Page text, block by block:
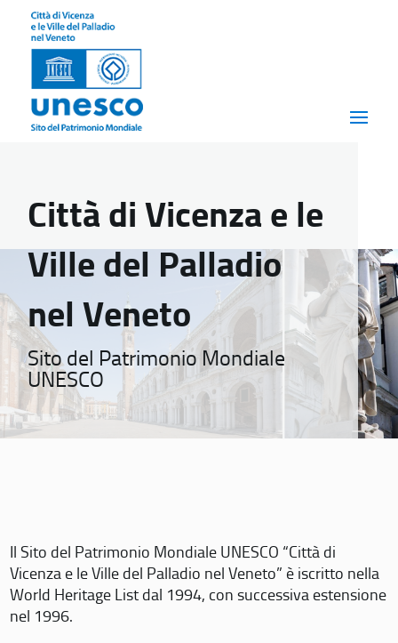
Città di Vicenza e le
Ville del Palladio
nel Veneto
Sito del Patrimonio Mondiale
UNESCO
Il Sito del Patrimonio Mondiale UNESCO “Città di
Vicenza e le Ville del Palladio nel Veneto” è iscritto nella
World Heritage List dal 1994, con successiva estensione
nel 1996.